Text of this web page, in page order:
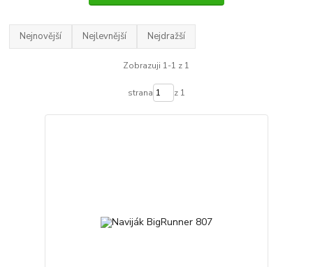
Nejnovější Nejlevnější Nejdražší
Zobrazuji 1-1 z 1
strana z 1